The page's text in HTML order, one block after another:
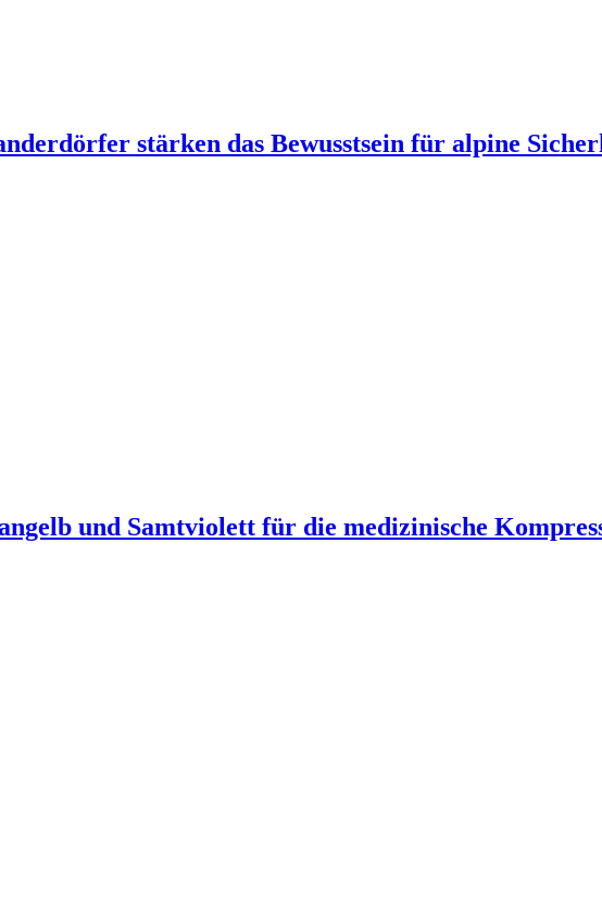
stärken das Bewusstsein für alpine
und Samtviolett für die medizinische